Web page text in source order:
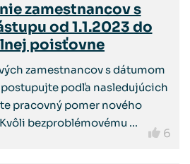
zamestnancov s
od 1.1.2023 do
poisťovne
zamestnancov s dátumom
postupujte podľa nasledujúcich
pracovný pomer nového
bezproblémovému ...
6